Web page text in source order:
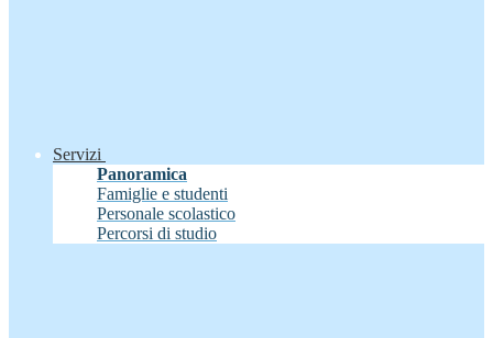
Servizi
Panoramica
Famiglie e studenti
Personale scolastico
Percorsi di studio